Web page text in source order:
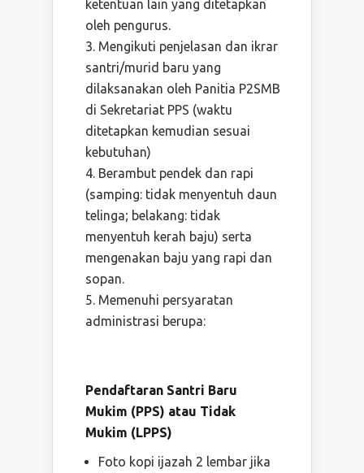
ketentuan lain yang ditetapkan
oleh pengurus.
Mengikuti penjelasan dan ikrar
santri/murid baru yang
dilaksanakan oleh Panitia P2SMB
di Sekretariat PPS (waktu
ditetapkan kemudian sesuai
kebutuhan)
Berambut pendek dan rapi
(samping: tidak menyentuh daun
telinga; belakang: tidak
menyentuh kerah baju) serta
mengenakan baju yang rapi dan
sopan.
Memenuhi persyaratan
administrasi berupa:
Pendaftaran Santri Baru
Mukim (PPS) atau Tidak
Mukim (LPPS)
Foto kopi ijazah 2 lembar jika